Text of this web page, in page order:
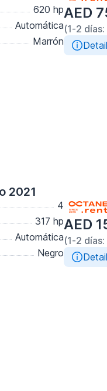
620 hp
Automática
Marrón
AED
(1-2
2021
4
317 hp
Automática
Negro
AED
(1-2